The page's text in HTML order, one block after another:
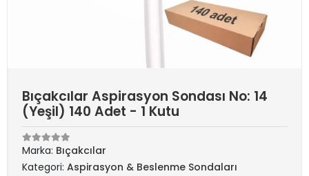
Bıçakcılar Aspirasyon Sondası No: 14
(Yeşil) 140 Adet - 1 Kutu
Marka: Bıçakcılar
Kategori: Aspirasyon & Beslenme Sondaları